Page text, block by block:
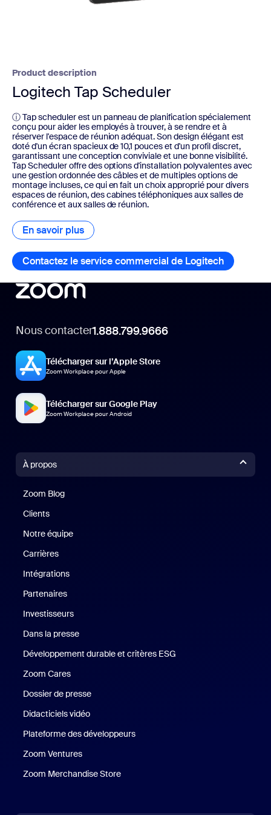
Product description
Logitech Tap Scheduler
ⓘ Tap scheduler est un panneau de planification spécialement
conçu pour aider les employés à trouver, à se rendre et à
réserver l'espace de réunion adéquat. Son design élégant est
doté d'un écran spacieux de 10,1 pouces et d'un profil discret,
garantissant une conception conviviale et une bonne visibilité.
Tap Scheduler offre des options d'installation polyvalentes avec
une gestion ordonnée des câbles et de multiples options de
montage incluses, ce qui en fait un choix approprié pour divers
espaces de réunion, des cabines téléphoniques aux salles de
conférence et aux salles de réunion.
En savoir plus En savoir plus
Contactez le service commercial de Logitech
Nous contacter1.888.799.9666
Télécharger sur l’Apple Store
Zoom Workplace pour Apple
Télécharger sur Google Play
Zoom Workplace pour Android
À propos
Zoom Blog
Clients
Notre équipe
Carrières
Intégrations
Partenaires
Investisseurs
Dans la presse
Développement durable et critères ESG
Zoom Cares
Dossier de presse
Didacticiels vidéo
Plateforme des développeurs
Zoom Ventures
Zoom Merchandise Store